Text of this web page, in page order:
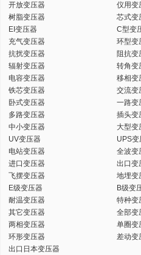
开放变压器
仪用变
树脂变压器
芯式变
EI变压器
C型变
充气变压器
环型变
抗扰变压器
阻抗变
辐射变压器
转角变
电容变压器
移相变
铁芯变压器
交流变
卧式变压器
一路变
多路变压器
插头变
中小变压器
大型变
UV变压器
UPS变
电站变压器
全波变
进口变压器
出口变
飞摆变压器
地埋变
E级变压器
B级变
耐温变压器
特种变
其它变压器
全部变
两相变压器
单圈变
环形变压器
差动变
出口日本变压器